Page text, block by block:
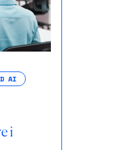
AI
i